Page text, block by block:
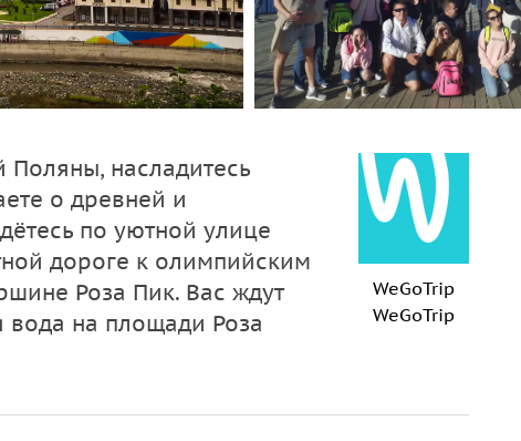
насладитесь
о древней и
по уютной улице
дороге к олимпийским
Роза Пик. Вас ждут
на площади Роза
WeGoTrip
WeGoTrip